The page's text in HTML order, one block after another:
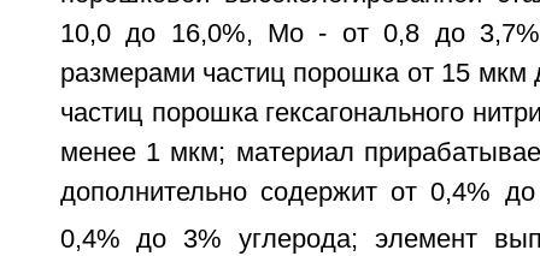
10,0 до 16,0%, Mo - от 0,8 до
размерами частиц порошка от 15
частиц порошка гексагонального
менее 1 мкм; материал
дополнительно содержит от 0,4%
0,4% до 3% углерода; элемент